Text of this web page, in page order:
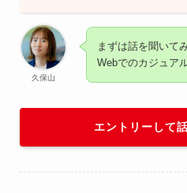
久保山
まずは話を聞いて
Webでのカジュア
エントリーして